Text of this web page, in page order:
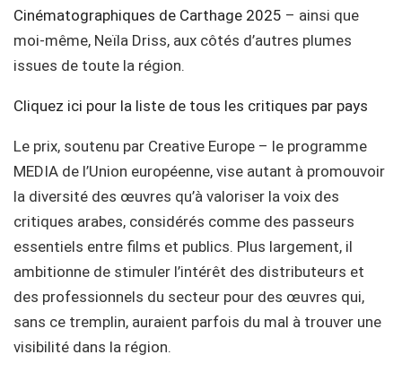
Cinématographiques de Carthage 2025 – ainsi que
moi-même, Neïla Driss, aux côtés d’autres plumes
issues de toute la région.
Cliquez ici pour la liste de tous les critiques par pays
Le prix, soutenu par Creative Europe – le programme
MEDIA de l’Union européenne, vise autant à promouvoir
la diversité des œuvres qu’à valoriser la voix des
critiques arabes, considérés comme des passeurs
essentiels entre films et publics. Plus largement, il
ambitionne de stimuler l’intérêt des distributeurs et
des professionnels du secteur pour des œuvres qui,
sans ce tremplin, auraient parfois du mal à trouver une
visibilité dans la région.